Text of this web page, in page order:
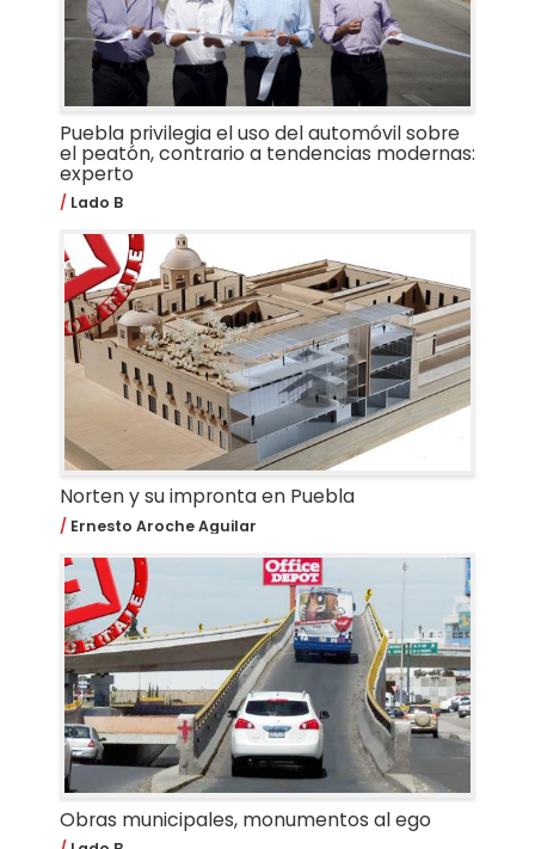
Puebla privilegia el uso del automóvil sobre
el peatón, contrario a tendencias modernas:
experto
Lado B
Norten y su impronta en Puebla
Ernesto Aroche Aguilar
Obras municipales, monumentos al ego